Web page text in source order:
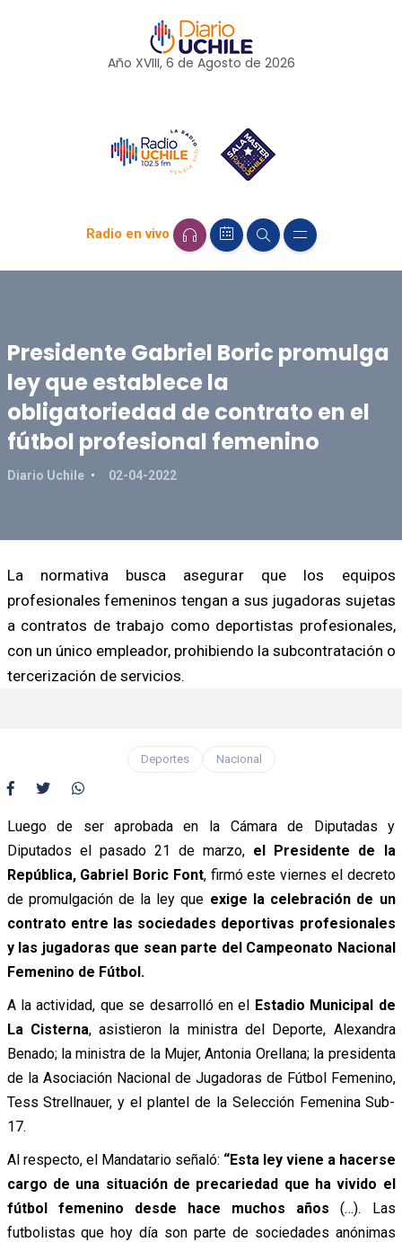
Año XVIII, 6 de Agosto de 2026
Radio en vivo
Presidente Gabriel Boric promulga
ley que establece la
obligatoriedad de contrato en el
fútbol profesional femenino
Diario Uchile 02-04-2022
La normativa busca asegurar que los equipos
profesionales femeninos tengan a sus jugadoras sujetas
a contratos de trabajo como deportistas profesionales,
con un único empleador, prohibiendo la subcontratación o
tercerización de servicios.
Deportes Nacional
Luego de ser aprobada en la Cámara de Diputadas y
Diputados el pasado 21 de marzo, el Presidente de la
República, Gabriel Boric Font, firmó este viernes el decreto
de promulgación de la ley que exige la celebración de un
contrato entre las sociedades deportivas profesionales
y las jugadoras que sean parte del Campeonato Nacional
Femenino de Fútbol.
A la actividad, que se desarrolló en el Estadio Municipal de
La Cisterna, asistieron la ministra del Deporte, Alexandra
Benado; la ministra de la Mujer, Antonia Orellana; la presidenta
de la Asociación Nacional de Jugadoras de Fútbol Femenino,
Tess Strellnauer, y el plantel de la Selección Femenina Sub-
17.
Al respecto, el Mandatario señaló: “Esta ley viene a hacerse
cargo de una situación de precariedad que ha vivido el
fútbol femenino desde hace muchos años (…). Las
futbolistas que hoy día son parte de sociedades anónimas